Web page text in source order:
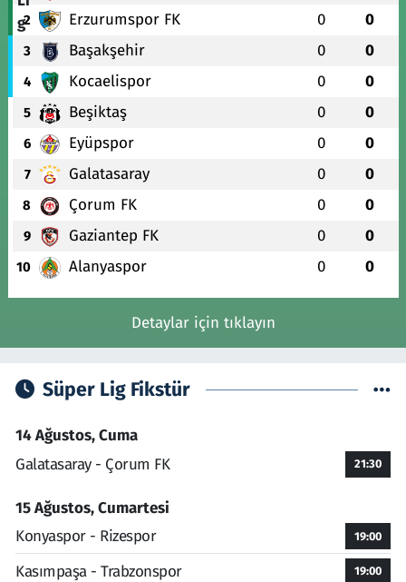
2 Erzurumspor FK 0 0
3 Başakşehir 0 0
4 Kocaelispor 0 0
5 Beşiktaş 0 0
6 Eyüpspor 0 0
7 Galatasaray 0 0
8 Çorum FK 0 0
9 Gaziantep FK 0 0
10 Alanyaspor 0 0
Detaylar için tıklayın
Süper Lig Fikstür
14 Ağustos, Cuma
Galatasaray - Çorum FK
21:30
15 Ağustos, Cumartesi
Konyaspor - Rizespor
19:00
Kasımpaşa - Trabzonspor 19:00